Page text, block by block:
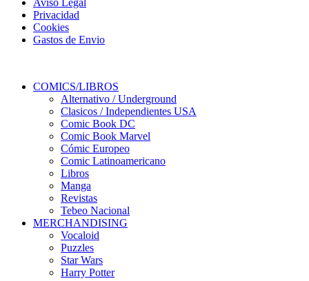
Aviso Legal
Privacidad
Cookies
Gastos de Envio
COMICS/LIBROS
Alternativo / Underground
Clasicos / Independientes USA
Comic Book DC
Comic Book Marvel
Cómic Europeo
Comic Latinoamericano
Libros
Manga
Revistas
Tebeo Nacional
MERCHANDISING
Vocaloid
Puzzles
Star Wars
Harry Potter